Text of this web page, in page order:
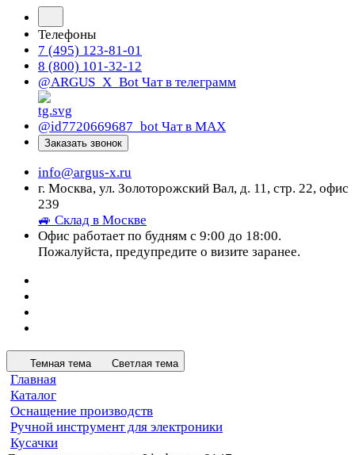
Телефоны
7 (495) 123-81-01
8 (800) 101-32-12
@ARGUS_X_Bot Чат в телеграмм
@id7720669687_bot Чат в МАХ
Заказать звонок
info@argus-x.ru
г. Москва, ул. Золоторожский Вал, д. 11, стр. 22, офис
239
🚙 Склад в Москве
Офис работает по будням с 9:00 до 18:00.
Пожалуйста, предупредите о визите заранее.
Темная тема Светлая тема
Главная
Каталог
Оснащение производств
Ручной инструмент для электроники
Кусачки